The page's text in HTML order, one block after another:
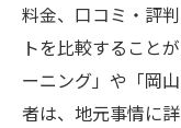
料金、口コミ・評
トを比較すること
ーニング」や「岡
者は、地元事情に